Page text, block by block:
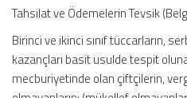
Tahsilat ve Ödemelerin Tevsik
Birinci ve ikinci sınıf tüccarların,
kazançları basit usulde tespit
mecburiyetinde olan çiftçilerin,